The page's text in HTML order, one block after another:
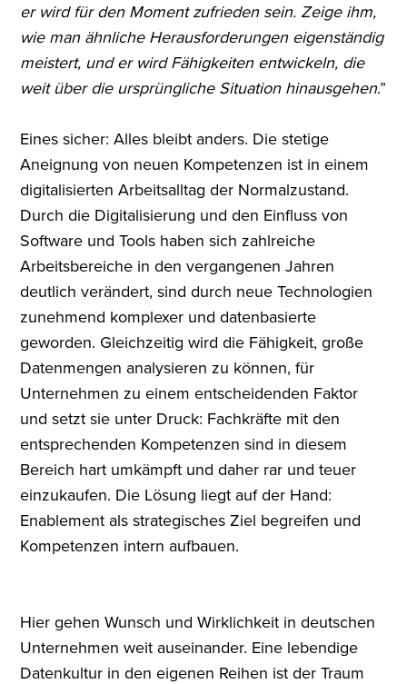
er wird für den Moment zufrieden sein. Zeige ihm,
wie man ähnliche Herausforderungen eigenständig
meistert, und er wird Fähigkeiten entwickeln, die
weit über die ursprüngliche Situation hinausgehen.”
Eines sicher: Alles bleibt anders. Die stetige
Aneignung von neuen Kompetenzen ist in einem
digitalisierten Arbeitsalltag der Normalzustand.
Durch die Digitalisierung und den Einfluss von
Software und Tools haben sich zahlreiche
Arbeitsbereiche in den vergangenen Jahren
deutlich verändert, sind durch neue Technologien
zunehmend komplexer und datenbasierte
geworden. Gleichzeitig wird die Fähigkeit, große
Datenmengen analysieren zu können, für
Unternehmen zu einem entscheidenden Faktor
und setzt sie unter Druck: Fachkräfte mit den
entsprechenden Kompetenzen sind in diesem
Bereich hart umkämpft und daher rar und teuer
einzukaufen. Die Lösung liegt auf der Hand:
Enablement als strategisches Ziel begreifen und
Kompetenzen intern aufbauen.
Hier gehen Wunsch und Wirklichkeit in deutschen
Unternehmen weit auseinander. Eine lebendige
Datenkultur in den eigenen Reihen ist der Traum